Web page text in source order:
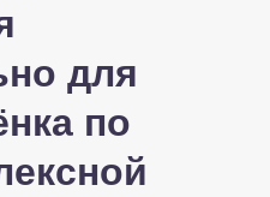
для
по